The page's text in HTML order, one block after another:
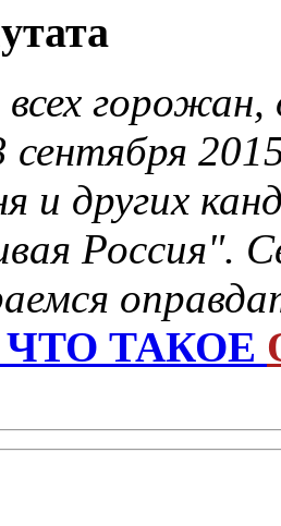
сентября
и других
Россия".
ЧТО ТАКОЕ